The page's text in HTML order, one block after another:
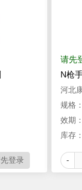
请先
N枪
河北
规格
效期：
库存：
-